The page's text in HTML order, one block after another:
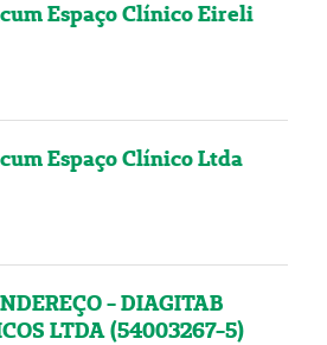
Espaço Clínico Eireli
Espaço Clínico Ltda
- DIAGITAB
LTDA (54003267-5)